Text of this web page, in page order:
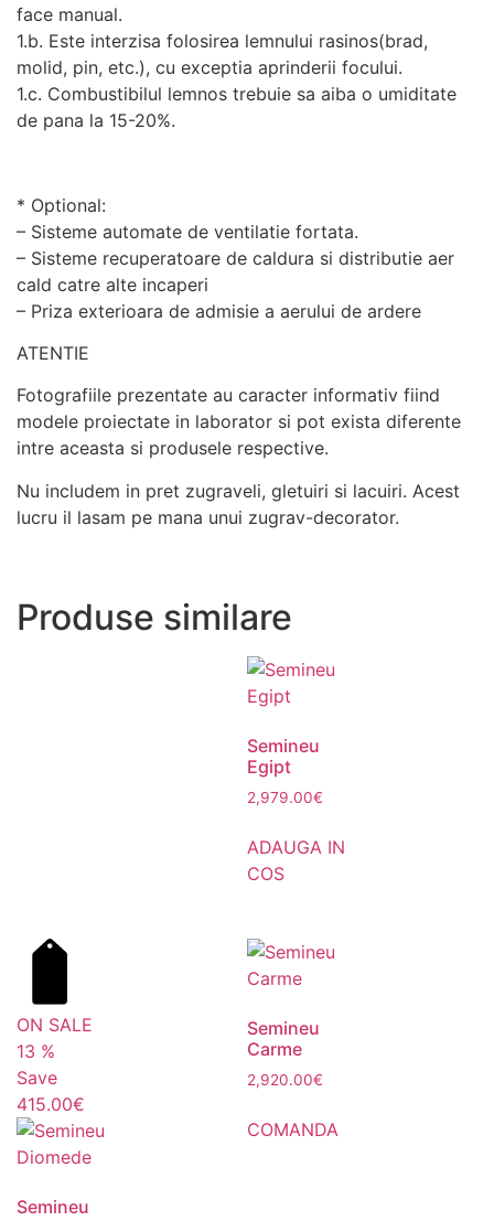
face manual.
1.b. Este interzisa folosirea lemnului rasinos(brad,
molid, pin, etc.), cu exceptia aprinderii focului.
1.c. Combustibilul lemnos trebuie sa aiba o umiditate
de pana la 15-20%.
* Optional:
– Sisteme automate de ventilatie fortata.
– Sisteme recuperatoare de caldura si distributie aer
cald catre alte incaperi
– Priza exterioara de admisie a aerului de ardere
ATENTIE
Fotografiile prezentate au caracter informativ fiind
modele proiectate in laborator si pot exista diferente
intre aceasta si produsele respective.
Nu includem in pret zugraveli, gletuiri si lacuiri. Acest
lucru il lasam pe mana unui zugrav-decorator.
Produse similare
Semineu
Egipt
2,979.00€
ADAUGA IN
COS
ON SALE
13 %
Save
415.00€
Semineu
Semineu
Carme
2,920.00€
COMANDA